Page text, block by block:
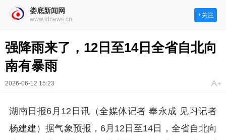
娄底新闻网
www.ldnews.cn
+关注
强降雨来了，12日至14日全省自北向
南有暴雨
2026-06-12 15:23
湖南日报6月12日讯（全媒体记者 奉永成 见习记者
杨建建）据气象预报，6月12日至14日，全省自北向